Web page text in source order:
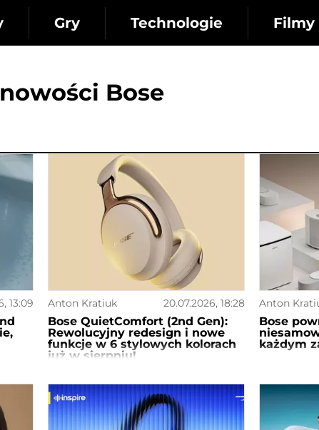
Gry Technologie Filmy
Bose
13:09 Anton Kratiuk 20.07.2026, 18:28
Bose QuietComfort (2nd Gen):
Rewolucyjny redesign i nowe
funkcje w 6 stylowych kolorach
już w sierpniu!
Anton
Bose
każdym